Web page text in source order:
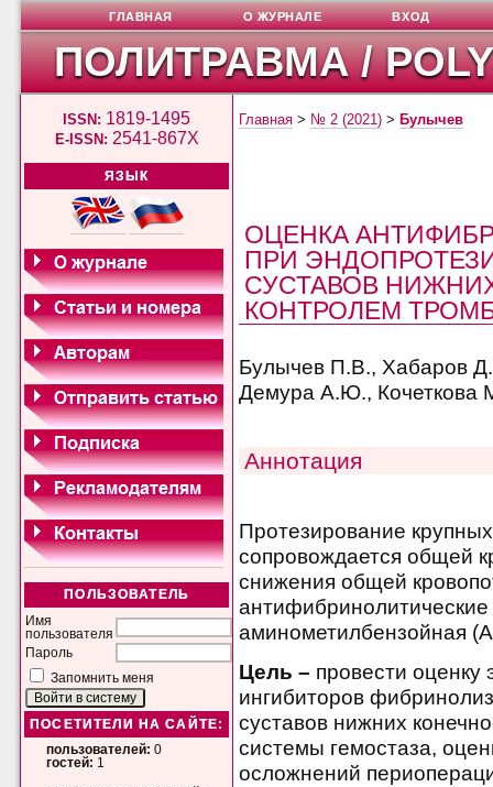
ПОЛИТРАВМА /
ISSN: 1819-1495
E-ISSN: 2541-867X
ЯЗЫК
ПОЛЬЗОВАТЕЛЬ
Имя
пользователя
Пароль
Запомнить меня
ПОСЕТИТЕЛИ НА САЙТЕ:
пользователей: 0
гостей: 1
ГЛАВНАЯ О ЖУРНАЛЕ ВХОД
Главная > № 2 (2021) > Булычев
ОЦЕНКА
ПРИ
СУСТАВОВ
КОНТРОЛЕМ
Булычев П.В., Хабаров
Демура А.Ю., Кочеткова
Аннотация
Протезирование
сопровождается общей
снижения общей
аминометилбензойная
Цель – провести оценку
ингибиторов
суставов нижних
системы гемостаза,
осложнений